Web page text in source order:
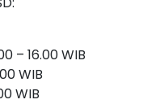
– 16.00 WIB
WIB
WIB